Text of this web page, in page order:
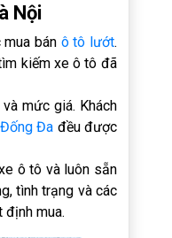
Nội
bán ô tô lướt.
kiếm xe ô tô đã
mức giá. Khách
Đa đều được
ô tô và luôn sẵn
tình trạng và các
mua.